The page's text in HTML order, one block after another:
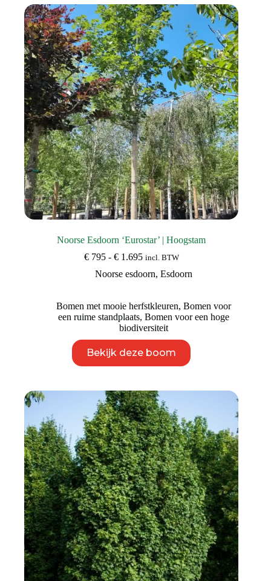
Noorse Esdoorn ‘Eurostar’ | Hoogstam
€795 - €1.695Prijsklasse:
tot
incl. BTW
Noorse esdoorn, Esdoorn
Bomen met mooie herfstkleuren, Bomen voor
een ruime standplaats, Bomen voor een hoge
biodiversiteit
Bekijk deze boom
product
heeft
Deze
optie
kan
gekozen
worden
op
de
productpagina